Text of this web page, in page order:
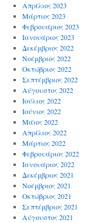
Απρίλιος 2023
Μάρτιος 2023
Φεβρουάριος 2023
Ιανουάριος 2023
Δεκέμβριος 2022
Νοέμβριος 2022
Οκτώβριος 2022
Σεπτέμβριος 2022
Αύγουστος 2022
Ιούλιος 2022
Ιούνιος 2022
Μάιος 2022
Απρίλιος 2022
Μάρτιος 2022
Φεβρουάριος 2022
Ιανουάριος 2022
Δεκέμβριος 2021
Νοέμβριος 2021
Οκτώβριος 2021
Σεπτέμβριος 2021
Αύγουστος 2021